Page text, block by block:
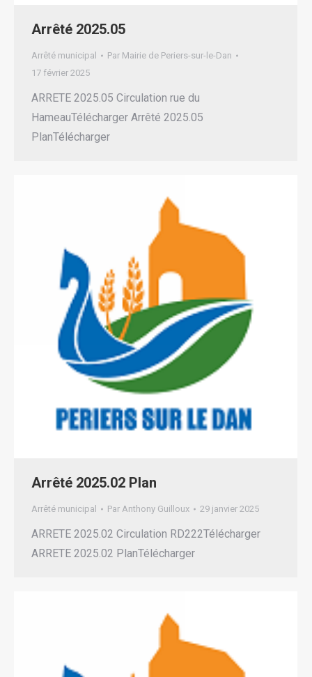
Arrêté 2025.05
Arrêté municipal Par Mairie de Periers-sur-le-Dan
17 février 2025
ARRETE 2025.05 Circulation rue du
HameauTélécharger Arrêté 2025.05
PlanTélécharger
Arrêté 2025.02 Plan
Arrêté municipal Par Anthony Guilloux 29 janvier 2025
ARRETE 2025.02 Circulation RD222Télécharger
ARRETE 2025.02 PlanTélécharger